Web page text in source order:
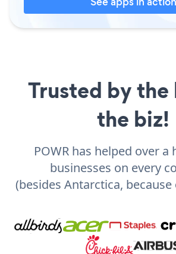
Trusted by the
the biz!
POWR has helped over
businesses on every
(besides Antarctica,